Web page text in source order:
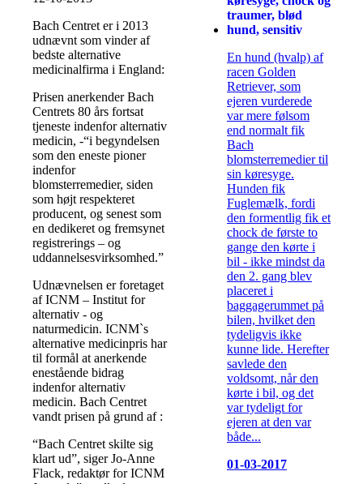
Bach Centret er i 2013
udnævnt som vinder af
bedste alternative
medicinalfirma i England:
Prisen anerkender Bach
Centrets 80 års fortsat
tjeneste indenfor alternativ
medicin, -“i begyndelsen
som den eneste pioner
indenfor
blomsterremedier, siden
som højt respekteret
producent, og senest som
en dedikeret og fremsynet
registrerings – og
uddannelsesvirksomhed.”
Udnævnelsen er foretaget
af ICNM – Institut for
alternativ - og
naturmedicin. ICNM`s
alternative medicinpris har
til formål at anerkende
enestående bidrag
indenfor alternativ
medicin. Bach Centret
vandt prisen på grund af :
“Bach Centret skilte sig
klart ud”, siger Jo-Anne
Flack, redaktør for ICNM
traumer, blød
hund, sensitiv
En hund (hvalp) af
racen Golden
Retriever, som
ejeren vurderede
var mere følsom
end normalt fik
Bach
blomsterremedier til
sin køresyge.
Hunden fik
Fuglemælk, fordi
den formentlig fik et
chock de første to
gange den kørte i
bil - ikke mindst da
den 2. gang blev
placeret i
baggagerummet på
bilen, hvilket den
tydeligvis ikke
kunne lide. Herefter
savlede den
voldsomt, når den
kørte i bil, og det
var tydeligt for
ejeren at den var
både...
01-03-2017